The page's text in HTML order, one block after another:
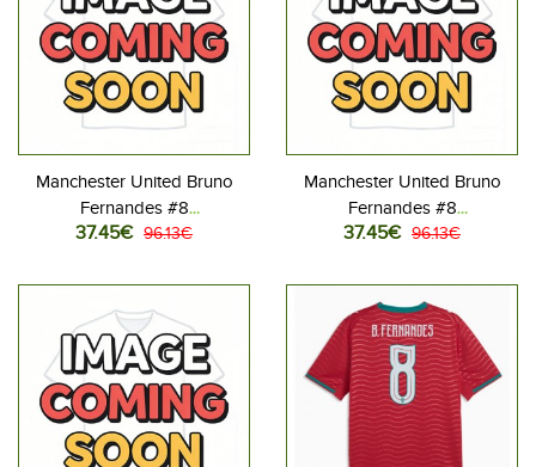
Manchester United Bruno
Fernandes #8
Jalkapallovaatteet Lasten
Lyhythihainen (+ Lyhyet
housut)
37.45€ 96.13€
Manchester United Bruno
Fernandes #8
Jalkapallovaatteet Lasten
Lyhythihainen (+ Lyhyet
housut)
37.45€ 96.13€